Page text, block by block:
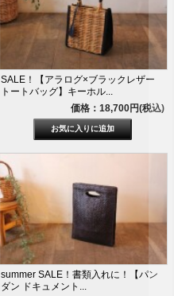
SALE！【アラログ×ブラックレザー
トートバッグ】キーホル...
価格：18,700円(税込)
summer SALE！書類入れに！【パン
ダン ドキュメント...